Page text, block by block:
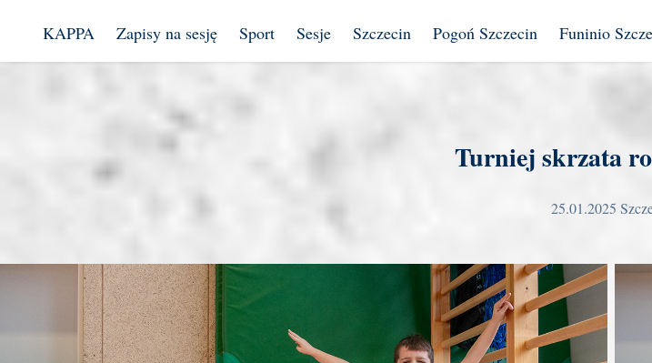
KAPPA Zapisy na sesję Sport Sesje Szczecin Pogoń Szczecin Funinio
Turniej skrzata
25.01.2025